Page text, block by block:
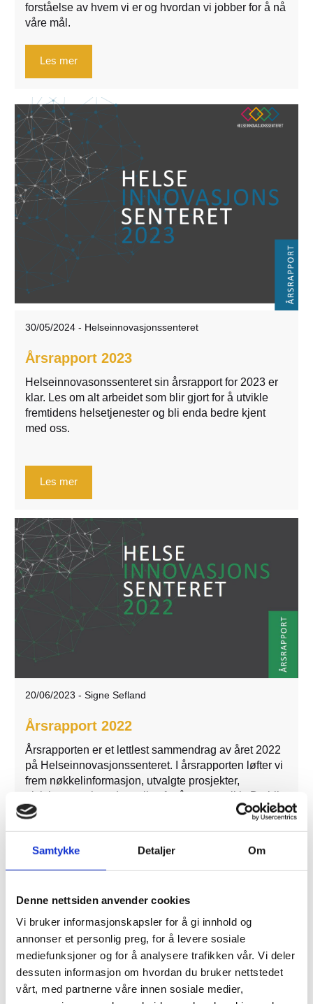
Samtykke Detaljer Om
Denne nettsiden anvender cookies
Vi bruker informasjonskapsler for å gi innhold og
annonser et personlig preg, for å levere sosiale
mediefunksjoner og for å analysere trafikken vår. Vi deler
dessuten informasjon om hvordan du bruker nettstedet
vårt, med partnerne våre innen sosiale medier,
forståelse av hvem vi er og hvordan vi jobber for å nå
våre mål.
Les mer
30/05/2024 - Helseinnovasjonssenteret
Årsrapport 2023
Helseinnovasonssenteret sin årsrapport for 2023 er
klar. Les om alt arbeidet som blir gjort for å utvikle
fremtidens helsetjenester og bli enda bedre kjent
med oss.
Les mer
20/06/2023 -Signe Sefland
Årsrapport 2022
Årsrapporten er et lettlest sammendrag av året 2022
på Helseinnovasjonssenteret. I årsrapporten løfter vi
frem nøkkelinformasjon, utvalgte prosjekter,
aktiviteter og hverdagsglimt fra året som gikk. Du blir
kjent med ansatte, eiere, styre, hvordan vi
enkelt klikke deg videre til aktuelle lenker, video og
blogginnlegg med mer. Klikk deg inn for en kikk!